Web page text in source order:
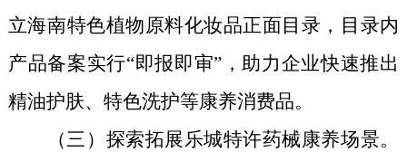
立海南特色植物原料化妆品正面目录，目录内
产品备案实行“即报即审”，助力企业快速推出
精油护肤、特色洗护等康养消费品。
（三）探索拓展乐城特许药械康养场景。